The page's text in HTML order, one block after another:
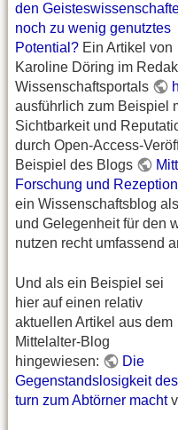
den
noch zu wenig genutztes
Potential? Ein Artikel von
Karoline Döring im
Wissenschaftsportals
ausführlich zum Beispiel
Sichtbarkeit und
durch Open-Access-
Beispiel des Blogs
Forschung und
ein Wissenschaftsblog
und Gelegenheit für den
nutzen recht umfassend
Und als ein Beispiel sei
hier auf einen relativ
aktuellen Artikel aus dem
Mittelalter-Blog
hingewiesen:
Die
Gegenstandslosigkeit
turn zum Abtörner macht